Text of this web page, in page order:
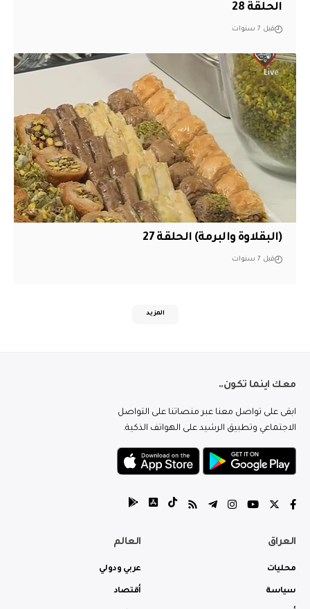
الحلقة 28
قبل 7 سنوات
(البقلاوة والبرمة) الحلقة 27
قبل 7 سنوات
المزيد
معك اينما تكون..
ابقى على تواصل معنا عبر منصاتنا على التواصل
الاجتماعي وتطبيق الرشيد على الهواتف الذكية.
العراق
محليات
سياسة
العالم
عربي ودولي
أقتصاد